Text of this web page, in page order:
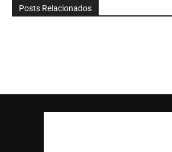
Posts Relacionados